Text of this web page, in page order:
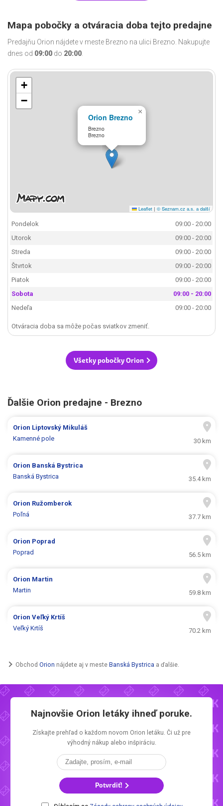
Mapa pobočky a otváracia doba tejto predajne
Predajňu Orion nájdete v meste Brezno na ulici Brezno. Nakupujte
dnes od 09:00 do 20:00
Orion Brezno
Brezno
Brezno
×
+
−
Leaflet | © Seznam.cz a.s. a další
Pondelok
09:00 - 20:00
Utorok
09:00 - 20:00
Streda
09:00 - 20:00
Štvrtok
09:00 - 20:00
Piatok
09:00 - 20:00
Sobota
09:00 - 20:00
Nedeľa
09:00 - 20:00
Otváracia doba sa môže počas sviatkov zmeniť.
Všetky pobočky Orion
Ďalšie Orion predajne - Brezno
Orion Liptovský Mikuláš
Kamenné pole
30 km
Orion Banská Bystrica
Banská Bystrica
35.4 km
Orion Ružomberok
Poľná
37.7 km
Orion Poprad
Poprad
56.5 km
Orion Martin
Martin
59.8 km
OrionVeľký Krtíš
Veľký Krtíš
70.2 km
Obchod Orion nájdete aj v meste Banská Bystrica a ďalšie.
Najnovšie Orion letáky ihneď poruke.
Získajte prehľad o každom novom Orion letáku. Či už pre
výhodný nákup alebo inšpiráciu.
Potvrdiť!